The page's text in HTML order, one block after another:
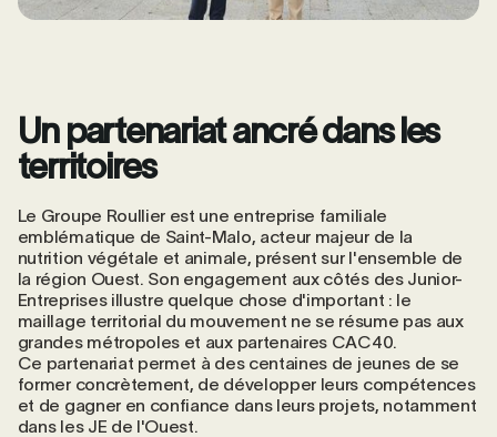
Un partenariat ancré dans les
territoires
Le Groupe Roullier est une entreprise familiale
emblématique de Saint-Malo, acteur majeur de la
nutrition végétale et animale, présent sur l'ensemble de
la région Ouest. Son engagement aux côtés des Junior-
Entreprises illustre quelque chose d'important : le
maillage territorial du mouvement ne se résume pas aux
grandes métropoles et aux partenaires CAC40.
Ce partenariat permet à des centaines de jeunes de se
former concrètement, de développer leurs compétences
et de gagner en confiance dans leurs projets, notamment
dans les JE de l'Ouest.